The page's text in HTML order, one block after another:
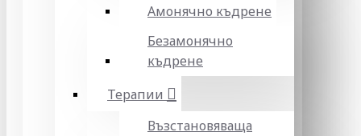
Амонячно къдрене
Безамонячно
къдрене
Терапии
Възстановяваща